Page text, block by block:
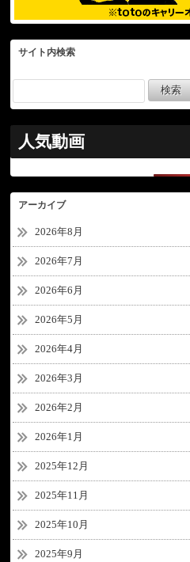
サイト内検索
人気動画
アーカイブ
2026年8月
2026年7月
2026年6月
2026年5月
2026年4月
2026年3月
2026年2月
2026年1月
2025年12月
2025年11月
2025年10月
2025年9月